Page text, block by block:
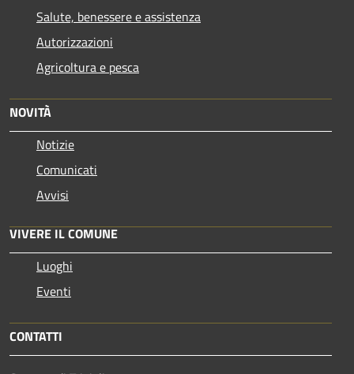
Salute, benessere e assistenza
Autorizzazioni
Agricoltura e pesca
NOVITÀ
Notizie
Comunicati
Avvisi
VIVERE IL COMUNE
Luoghi
Eventi
CONTATTI